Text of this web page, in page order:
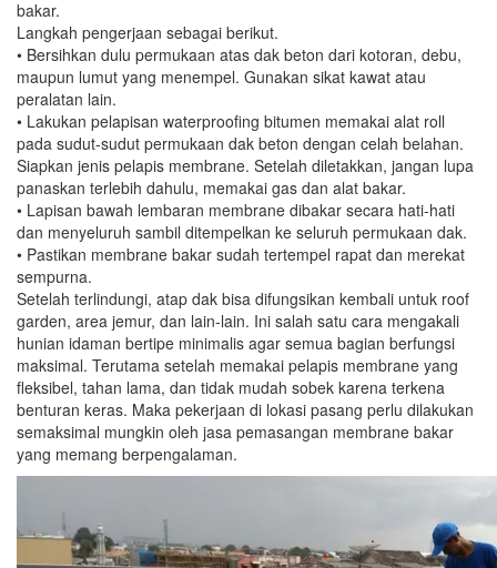
bakar.
Langkah pengerjaan sebagai berikut.
• Bersihkan dulu permukaan atas dak beton dari kotoran, debu,
maupun lumut yang menempel. Gunakan sikat kawat atau
peralatan lain.
• Lakukan pelapisan waterproofing bitumen memakai alat roll
pada sudut-sudut permukaan dak beton dengan celah belahan.
Siapkan jenis pelapis membrane. Setelah diletakkan, jangan lupa
panaskan terlebih dahulu, memakai gas dan alat bakar.
• Lapisan bawah lembaran membrane dibakar secara hati-hati
dan menyeluruh sambil ditempelkan ke seluruh permukaan dak.
• Pastikan membrane bakar sudah tertempel rapat dan merekat
sempurna.
Setelah terlindungi, atap dak bisa difungsikan kembali untuk roof
garden, area jemur, dan lain-lain. Ini salah satu cara mengakali
hunian idaman bertipe minimalis agar semua bagian berfungsi
maksimal. Terutama setelah memakai pelapis membrane yang
fleksibel, tahan lama, dan tidak mudah sobek karena terkena
benturan keras. Maka pekerjaan di lokasi pasang perlu dilakukan
semaksimal mungkin oleh jasa pemasangan membrane bakar
yang memang berpengalaman.